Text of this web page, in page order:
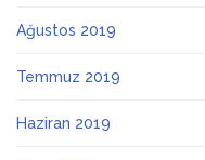
Ağustos 2019
Temmuz 2019
Haziran 2019